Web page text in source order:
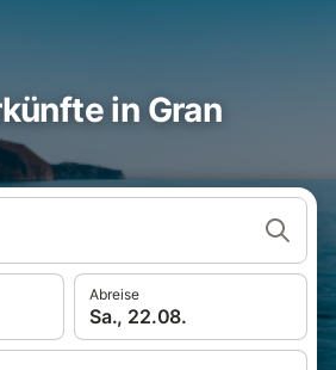
in Gran
Abreise
Sa., 22.08.